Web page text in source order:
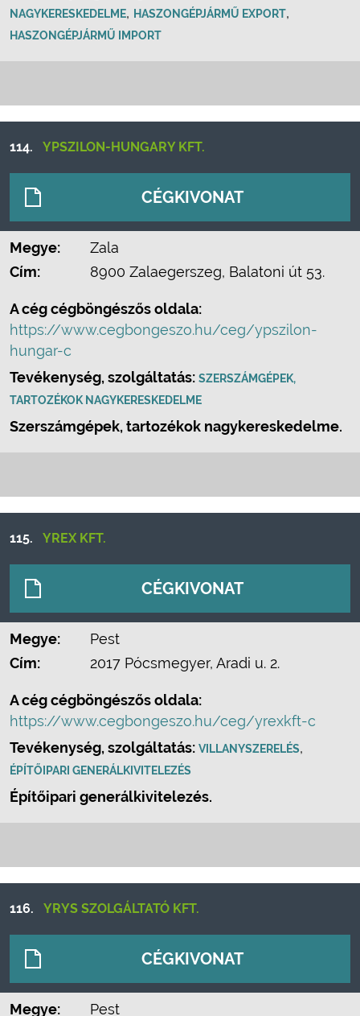
NAGYKERESKEDELME, HASZONGÉPJÁRMŰ EXPORT,
HASZONGÉPJÁRMŰ IMPORT
114. YPSZILON-HUNGARY KFT.
CÉGKIVONAT
Megye:
Zala
Cím:
8900 Zalaegerszeg, Balatoni út 53.
A cég cégböngészős oldala:
https://www.cegbongeszo.hu/ceg/ypszilon-
hungar-c
Tevékenység, szolgáltatás: SZERSZÁMGÉPEK,
TARTOZÉKOK NAGYKERESKEDELME
Szerszámgépek, tartozékok nagykereskedelme.
115. YREX KFT.
CÉGKIVONAT
Megye:
Pest
Cím:
2017 Pócsmegyer, Aradi u. 2.
A cég cégböngészős oldala:
https://www.cegbongeszo.hu/ceg/yrexkft-c
Tevékenység, szolgáltatás: VILLANYSZERELÉS,
ÉPÍTŐIPARI GENERÁLKIVITELEZÉS
Építőipari generálkivitelezés.
116. YRYS SZOLGÁLTATÓ KFT.
CÉGKIVONAT
Megye: Pest